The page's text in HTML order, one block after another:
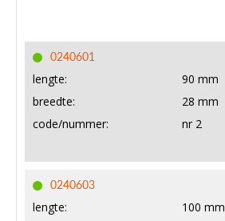
0240601
lengte:
90 mm
breedte:
28 mm
code/nummer:
nr 2
0240603
lengte:
100 mm